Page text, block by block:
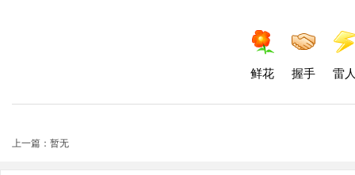
鲜花 握手 雷
上一篇：暂无